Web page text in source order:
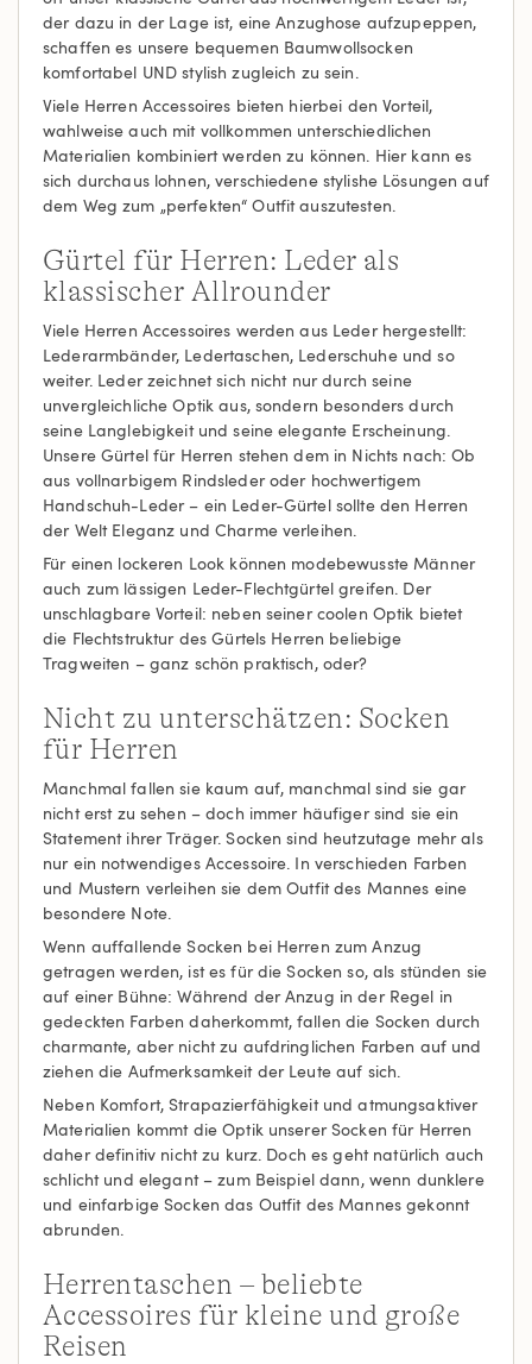
der dazu in der Lage ist, eine Anzughose aufzupeppen,
schaffen es unsere bequemen Baumwollsocken
komfortabel UND stylish zugleich zu sein.
Viele Herren Accessoires bieten hierbei den Vorteil,
wahlweise auch mit vollkommen unterschiedlichen
Materialien kombiniert werden zu können. Hier kann es
sich durchaus lohnen, verschiedene stylishe Lösungen auf
dem Weg zum „perfekten“ Outfit auszutesten.
Gürtel für Herren: Leder als
klassischer Allrounder
Viele Herren Accessoires werden aus Leder hergestellt:
Lederarmbänder, Ledertaschen, Lederschuhe und so
weiter. Leder zeichnet sich nicht nur durch seine
unvergleichliche Optik aus, sondern besonders durch
seine Langlebigkeit und seine elegante Erscheinung.
Unsere Gürtel für Herren stehen dem in Nichts nach: Ob
aus vollnarbigem Rindsleder oder hochwertigem
Handschuh-Leder – ein Leder-Gürtel sollte den Herren
der Welt Eleganz und Charme verleihen.
Für einen lockeren Look können modebewusste Männer
auch zum lässigen Leder-Flechtgürtel greifen. Der
unschlagbare Vorteil: neben seiner coolen Optik bietet
die Flechtstruktur des Gürtels Herren beliebige
Tragweiten – ganz schön praktisch, oder?
Nicht zu unterschätzen: Socken
für Herren
Manchmal fallen sie kaum auf, manchmal sind sie gar
nicht erst zu sehen – doch immer häufiger sind sie ein
Statement ihrer Träger. Socken sind heutzutage mehr als
nur ein notwendiges Accessoire. In verschieden Farben
und Mustern verleihen sie dem Outfit des Mannes eine
besondere Note.
Wenn auffallende Socken bei Herren zum Anzug
getragen werden, ist es für die Socken so, als stünden sie
auf einer Bühne: Während der Anzug in der Regel in
gedeckten Farben daherkommt, fallen die Socken durch
charmante, aber nicht zu aufdringlichen Farben auf und
ziehen die Aufmerksamkeit der Leute auf sich.
Neben Komfort, Strapazierfähigkeit und atmungsaktiver
Materialien kommt die Optik unserer Socken für Herren
daher definitiv nicht zu kurz. Doch es geht natürlich auch
schlicht und elegant – zum Beispiel dann, wenn dunklere
und einfarbige Socken das Outfit des Mannes gekonnt
abrunden.
Herrentaschen – beliebte
Accessoires für kleine und große
Reisen